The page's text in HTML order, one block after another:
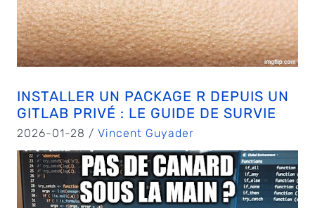
INSTALLER UN PACKAGE R DEPUIS UN
GITLAB PRIVÉ : LE GUIDE DE SURVIE
2026-01-28 / Vincent Guyader